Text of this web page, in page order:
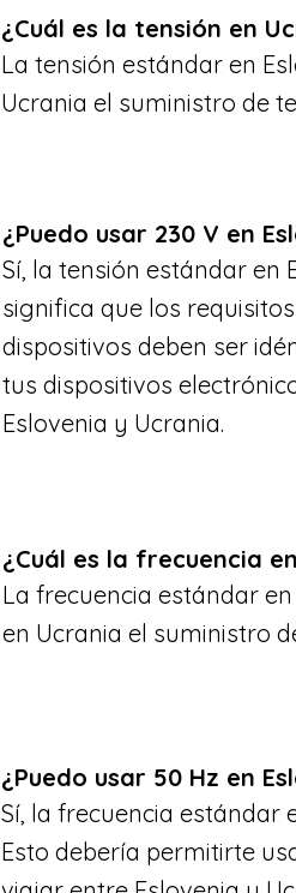
¿Cuál es la tensión en
La tensión estándar en
Ucrania el suministro de
¿Puedo usar 230 V en
Sí, la tensión estándar en
significa que los
dispositivos deben ser
tus dispositivos
Eslovenia y Ucrania.
¿Cuál es la frecuencia
La frecuencia estándar
en Ucrania el suministro
¿Puedo usar 50 Hz en
Sí, la frecuencia estándar
Esto debería permitirte